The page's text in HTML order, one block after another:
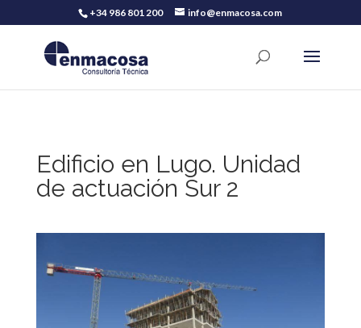
+34 986 801 200 info@enmacosa.com
Edificio en Lugo. Unidad
de actuación Sur 2